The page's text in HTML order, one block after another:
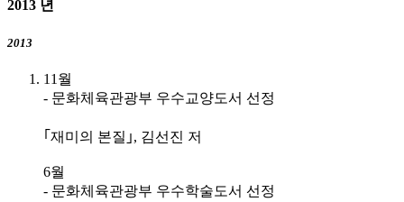
2013 년
2013
11월
- 문화체육관광부 우수교양도서 선정
｢재미의 본질｣, 김선진 저
6월
- 문화체육관광부 우수학술도서 선정